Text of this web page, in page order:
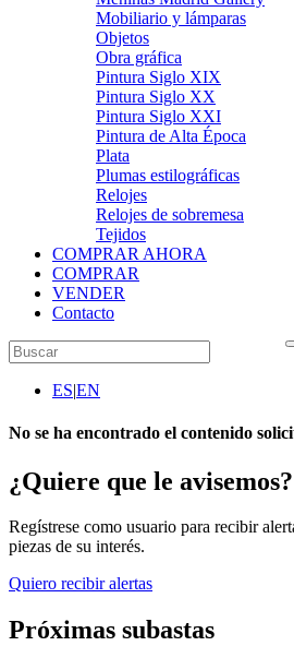
Mobiliario y lámparas
Objetos
Obra gráfica
Pintura Siglo XIX
Pintura Siglo XX
Pintura Siglo XXI
Pintura de Alta Época
Plata
Plumas estilográficas
Relojes
Relojes de sobremesa
Tejidos
COMPRAR AHORA
COMPRAR
VENDER
Contacto
ES|EN
No se ha encontrado el contenido
¿Quiere que le avisemos?
Regístrese como usuario para recibir
piezas de su interés.
Quiero recibir alertas
Próximas subastas